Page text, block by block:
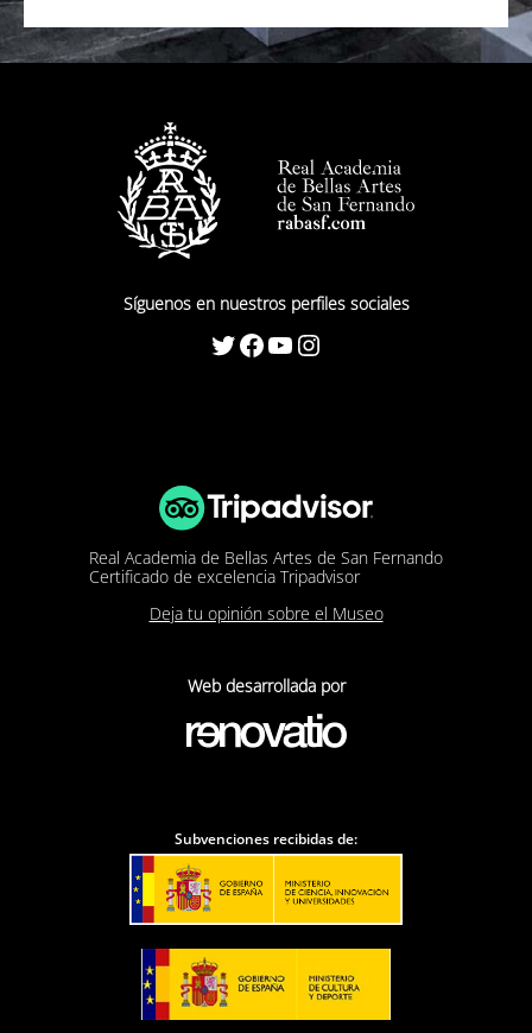
Síguenos en nuestros perfiles sociales
Twitter Facebook YouTube Instagram
Real Academia de Bellas Artes de San Fernando
Certificado de excelencia Tripadvisor
Deja tu opinión sobre el Museo
Web desarrollada por
Subvenciones recibidas de: